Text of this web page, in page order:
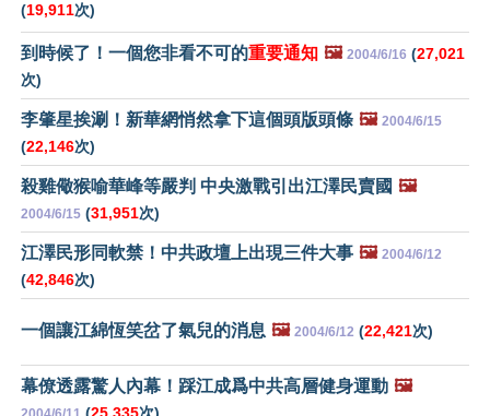
(19,911次)
到時候了！一個您非看不可的重要通知 🖼️ 2004/6/16 (27,021
次)
李肇星挨涮！新華網悄然拿下這個頭版頭條 🖼️ 2004/6/15
(22,146次)
殺雞儆猴喻華峰等嚴判 中央激戰引出江澤民賣國 🖼️
2004/6/15 (31,951次)
江澤民形同軟禁！中共政壇上出現三件大事 🖼️ 2004/6/12
(42,846次)
一個讓江綿恆笑岔了氣兒的消息 🖼️ 2004/6/12 (22,421次)
幕僚透露驚人內幕！踩江成爲中共高層健身運動 🖼️